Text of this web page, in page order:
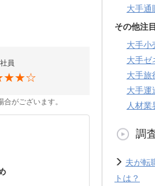
員
がございます。
大手通
その他注
大手小
大手ゼ
大手旅
大手運
人材業
調
夫が転
トは？